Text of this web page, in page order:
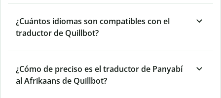
¿Cuántos idiomas son compatibles con el
traductor de Quillbot?
¿Cómo de preciso es el traductor de Panyabí
al Afrikaans de Quillbot?